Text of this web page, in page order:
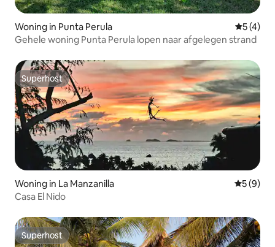
Woning in Punta Perula
5 (4)
Gehele woning Punta Perula lopen naar afgelegen strand
Superhost
Superhost
Woning in La Manzanilla
5 (9)
Casa El Nido
Superhost
Superhost